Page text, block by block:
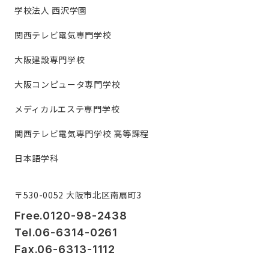
学校法人 西沢学園
関西テレビ電気専門学校
大阪建設専門学校
大阪コンピュータ専門学校
メディカルエステ専門学校
関西テレビ電気専門学校 高等課程
日本語学科
〒530-0052 大阪市北区南扇町3
Free.0120-98-2438
Tel.06-6314-0261
Fax.06-6313-1112